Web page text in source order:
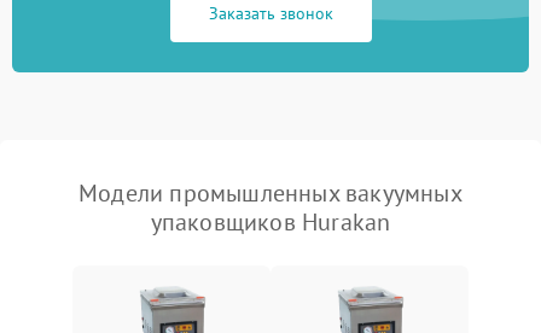
Заказать звонок
Модели промышленных вакуумных
упаковщиков Hurakan